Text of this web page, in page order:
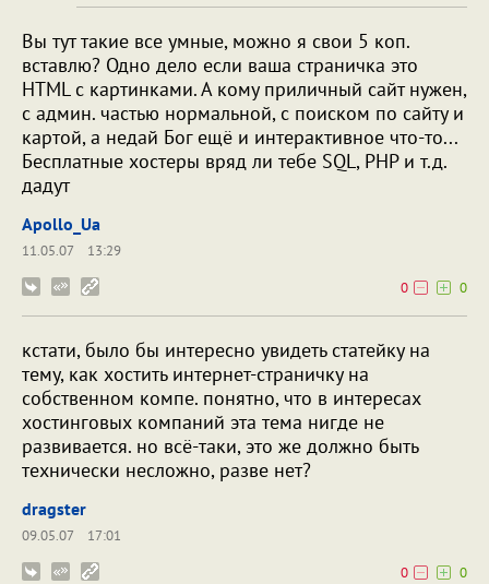
Вы тут такие все умные, можно я свои 5 коп.
вставлю? Одно дело если ваша страничка это
HTML с картинками. А кому приличный сайт нужен,
с админ. частью нормальной, с поиском по сайту и
картой, а недай Бог ещё и интерактивное что-то...
Бесплатные хостеры вряд ли тебе SQL, PHP и т.д.
дадут
Apollo_Ua
11.05.07
13:29
0
0
кстати, было бы интересно увидеть статейку на
тему, как хостить интернет-страничку на
собственном компе. понятно, что в интересах
хостинговых компаний эта тема нигде не
развивается. но всё-таки, это же должно быть
технически несложно, разве нет?
dragster
09.05.07
17:01
0
0